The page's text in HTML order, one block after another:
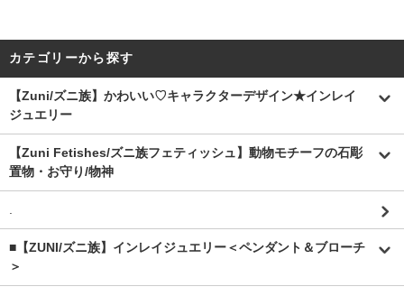
カテゴリーから探す
【Zuni/ズニ族】かわいい♡キャラクターデザイン★インレイ
ジュエリー
【Zuni Fetishes/ズニ族フェティッシュ】動物モチーフの石彫
置物・お守り/物神
■【ZUNI/ズニ族】インレイジュエリー＜ペンダント＆ブローチ
＞